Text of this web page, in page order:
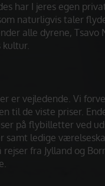
har I jeres egen
naturligvis taler
alle dyrene, Tsavo
kultur.
er vejledende. Vi
til de viste priser.
på flybilletter ved
samt ledige
fra Jylland og